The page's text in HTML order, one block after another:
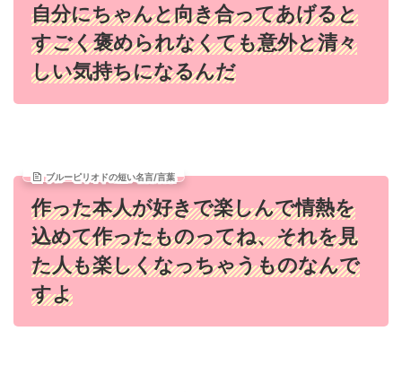
自分にちゃんと向き合ってあげると
すごく褒められなくても意外と清々
しい気持ちになるんだ
ブルーピリオドの短い名言/言葉
作った本人が好きで楽しんで情熱を
込めて作ったものってね、それを見
た人も楽しくなっちゃうものなんで
すよ